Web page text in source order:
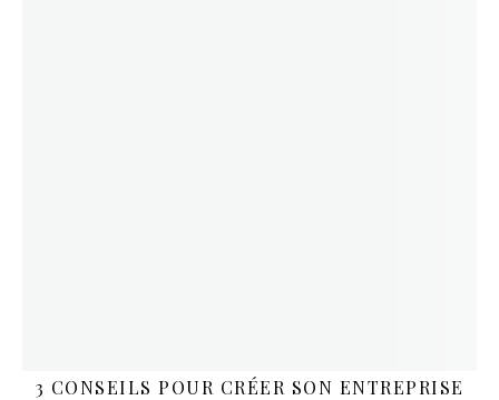
3 CONSEILS POUR CRÉER SON ENTREPRISE